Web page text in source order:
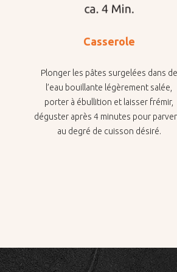
Casserole
Plonger les pâtes surgelées dans de
l’eau bouillante légèrement salée,
porter à ébullition et laisser frémir,
déguster après 4 minutes pour
au degré de cuisson désiré.